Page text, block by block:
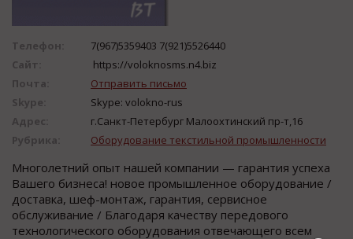
Телефон:
7(967)5359403 7(921)5526440
Сайт:
https://voloknosms.n4.biz
Почта:
Отправить письмо
Skype:
Skype: volokno-rus
Адрес:
г.Санкт-Петербург Малоохтинский пр-т,16
Рубрика:
Оборудование текстильной промышленности
Многолетний опыт нашей компании — гарантия успеха
Вашего бизнеса! новое промышленное оборудование /
доставка, шеф-монтаж, гарантия, сервисное
обслуживание / Благодаря качеству передового
технологического оборудования отвечающего всем